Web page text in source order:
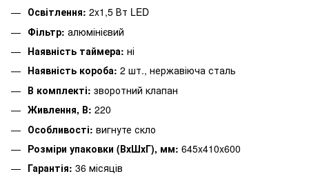
Освітлення: 2x1,5 Вт LED
Фільтр: алюмінієвий
Наявність таймера: ні
Наявність короба: 2 шт., нержавіюча сталь
В комплекті: зворотний клапан
Живлення, В: 220
Особливості: вигнуте скло
Розміри упаковки (ВхШхГ), мм: 645x410x600
Гарантія: 36 місяців